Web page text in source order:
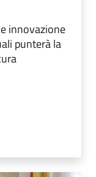
innovazione
punterà la